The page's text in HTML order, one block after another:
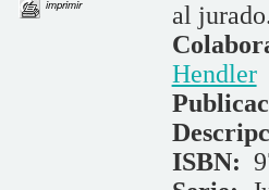
imprimir
al
Hendler
ISBN: